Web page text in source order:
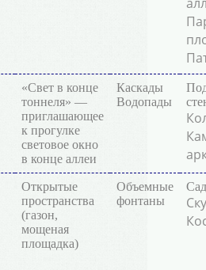
«Свет в конце
тоннеля» —
приглашающее
к прогулке
световое окно
в конце аллеи
Каскады
Водопады
Открытые
пространства
(газон,
мощеная
площадка)
Объемные
фонтаны